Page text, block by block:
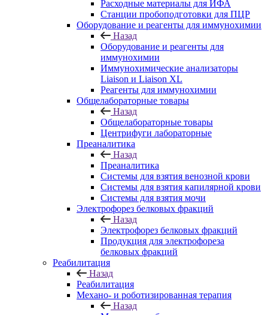
Расходные материалы для ИФА
Станции пробоподготовки для ПЦР
Оборудование и реагенты для иммунохимии
Назад
Оборудование и реагенты для
иммунохимии
Иммунохимические анализаторы
Liaison и Liaison XL
Реагенты для иммунохимии
Общелабораторные товары
Назад
Общелабораторные товары
Центрифуги лабораторные
Преаналитика
Назад
Преаналитика
Системы для взятия венозной крови
Системы для взятия капилярной крови
Системы для взятия мочи
Электрофорез белковых фракций
Назад
Электрофорез белковых фракций
Продукция для электрофореза
белковых фракций
Реабилитация
Назад
Реабилитация
Механо- и роботизированная терапия
Назад